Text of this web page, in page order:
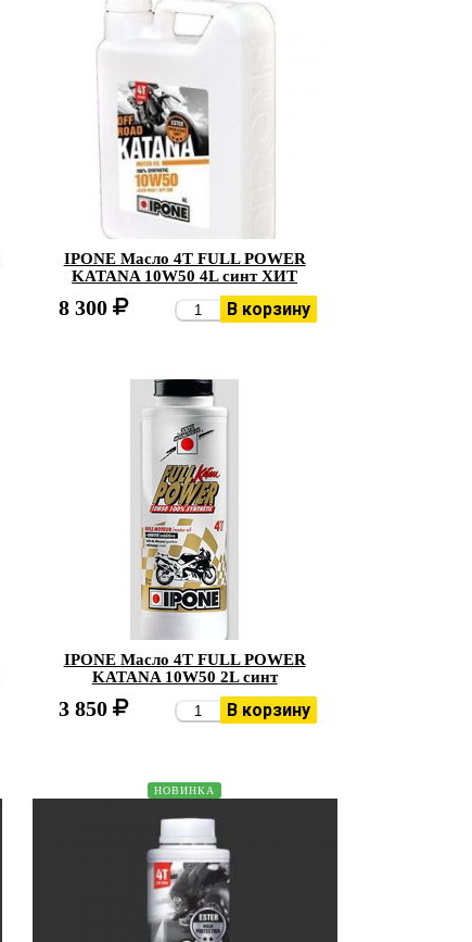
IPONE Масло 4Т FULL POWER
KATANA 10W50 4L синт ХИТ
8 300 В корзину
IPONE Масло 4Т FULL POWER
KATANA 10W50 2L синт
3 850 В корзину
НОВИНКА